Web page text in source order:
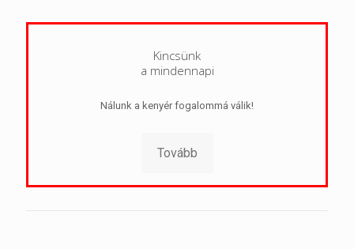
Kincsünk
a mindennapi
Nálunk a kenyér fogalommá válik!
Tovább